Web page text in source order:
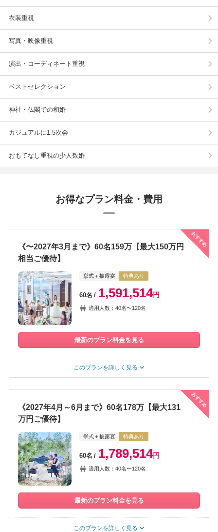
衣装重視
写真・映像重視
演出・コーディネート重視
ベストセレクション
神社・仏閣での和婚
カジュアルに1.5次会
おもてなし重視の少人数婚
お得なプラン料金・費用
おすすめ
《〜2027年3月まで》60名159万【最大150万円
相当ご優待】
挙式＋披露宴 特典あり
60名 1,591,514円
適用人数：40名〜120名
最新のプラン料金を見る
このプランを詳しく見る
おすすめ
《2027年4月～6月まで》60名178万【最大131
万円ご優待】
挙式＋披露宴 特典あり
60名 1,789,514円
適用人数：40名〜120名
最新のプラン料金を見る
このプランを詳しく見る